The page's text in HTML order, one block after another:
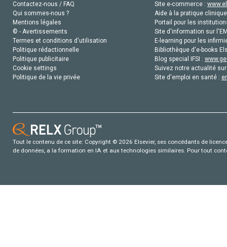
Contactez-nous / FAQ
Qui sommes-nous ?
Mentions légales
© - Avertissements
Termes et conditions d'utilisation
Politique rédactionnelle
Politique publicitaire
Cookie settings
Politique de la vie privée
Site e-commerce :
Aide à la pratique
Portail pour les
Site d'information sur
E-learning pour les
Bibliothèque d'e-books
Blog special IFSI :
Suivez notre actualité
Site d'emploi en santé :
Tout le contenu de ce site: Copyright © 2026 Elsevier, ses concédants de
de données, a la formation en IA et aux technologies similaires. Pour tout